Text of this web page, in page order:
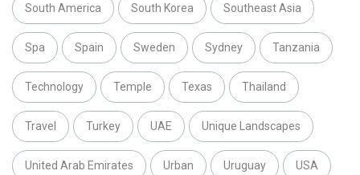
South America South Korea Southeast Asia
Spa Spain Sweden Sydney Tanzania
Technology Temple Texas Thailand
Travel Turkey UAE Unique Landscapes
United Arab Emirates Urban Uruguay USA